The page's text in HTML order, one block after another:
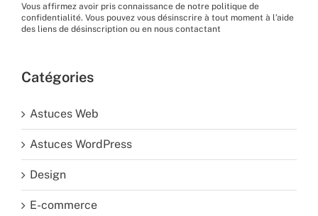
Vous affirmez avoir pris connaissance de notre politique de
confidentialité. Vous pouvez vous désinscrire à tout moment à l’aide
des liens de désinscription ou en nous contactant
Catégories
Astuces Web
Astuces WordPress
Design
E-commerce